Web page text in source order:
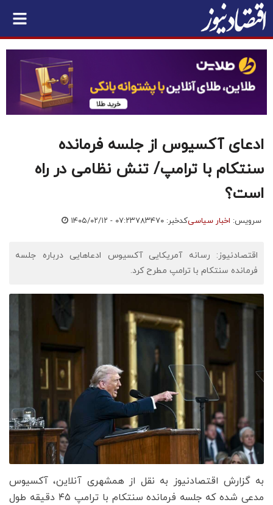
ادعای آکسیوس از جلسه فرمانده
سنتکام با ترامپ/ تنش نظامی در راه
است؟
سرویس: اخبار سیاسیکدخبر: ۷۸۳۴۷۰ ۱۴۰۵/۰۲/۱۲ - ۰۷:۲۳
اقتصادنیوز: رسانه آمریکایی آکسیوس ادعاهایی درباره جلسه
فرمانده سنتکام با ترامپ مطرح کرد.
به گزارش اقتصادنیوز به نقل از همشهری آنلاین، آکسیوس
مدعی شده که جلسه فرمانده سنتکام با ترامپ ۴۵ دقیقه طول